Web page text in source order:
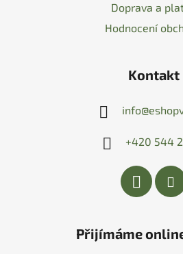
Doprava a
Hodnocení
Kontakt
info@
+420 544
Přijímáme